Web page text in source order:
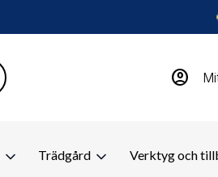
account_circle
Trädgård Verktyg och